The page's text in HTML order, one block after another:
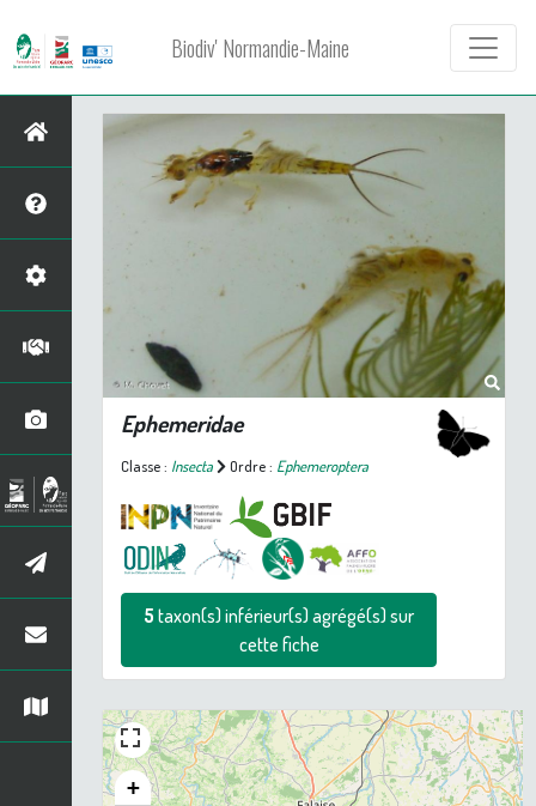
Biodiv' Normandie-Maine
Ephemeridae
Classe : Insecta Ordre : Ephemeroptera
5taxon(s) inférieur(s) agrégé(s) sur
cette fiche
+